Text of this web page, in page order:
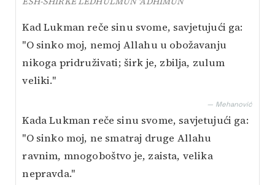
Kad Lukman reče sinu svome, savjetujući ga:
"O sinko moj, nemoj Allahu u obožavanju
nikoga pridruživati; širk je, zbilja, zulum
veliki."
— Mehanović
Kada Lukman reče sinu svome, savjetujući ga:
"O sinko moj, ne smatraj druge Allahu
ravnim, mnogoboštvo je, zaista, velika
nepravda."